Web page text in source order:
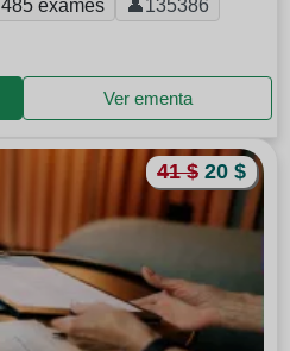
485 exames 👤135386
Ver ementa
41 $ 20 $